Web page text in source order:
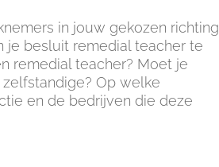
in jouw gekozen richting
je besluit remedial teacher te
remedial teacher? Moet je
Op welke
en de bedrijven die deze